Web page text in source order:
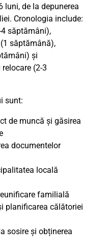
luni, de la depunerea
Cronologia include:
săptămâni),
săptămână),
și
(2-3
sunt:
de muncă și găsirea
documentelor
locală
familială
planificarea călătoriei
sosire și obținerea